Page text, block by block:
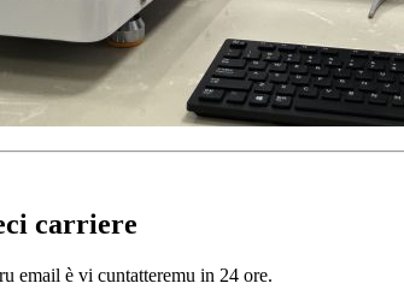
carriere
email è vi cuntatteremu in 24 ore.